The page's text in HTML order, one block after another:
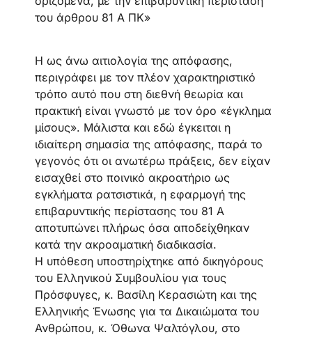
του άρθρου 81 Α ΠΚ»
Η ως άνω αιτιολογία της απόφασης,
περιγράφει με τον πλέον χαρακτηριστικό
τρόπο αυτό που στη διεθνή θεωρία και
πρακτική είναι γνωστό με τον όρο «έγκλημα
μίσους». Μάλιστα και εδώ έγκειται η
ιδιαίτερη σημασία της απόφασης, παρά το
γεγονός ότι οι ανωτέρω πράξεις, δεν είχαν
εισαχθεί στο ποινικό ακροατήριο ως
εγκλήματα ρατσιστικά, η εφαρμογή της
επιβαρυντικής περίστασης του 81 Α
αποτυπώνει πλήρως όσα αποδείχθηκαν
κατά την ακροαματική διαδικασία.
Η υπόθεση υποστηρίχτηκε από δικηγόρους
του Ελληνικού Συμβουλίου για τους
Πρόσφυγες, κ. Βασίλη Κερασιώτη και της
Ελληνικής Ένωσης για τα Δικαιώματα του
Ανθρώπου, κ. Όθωνα Ψαλτόγλου, στο